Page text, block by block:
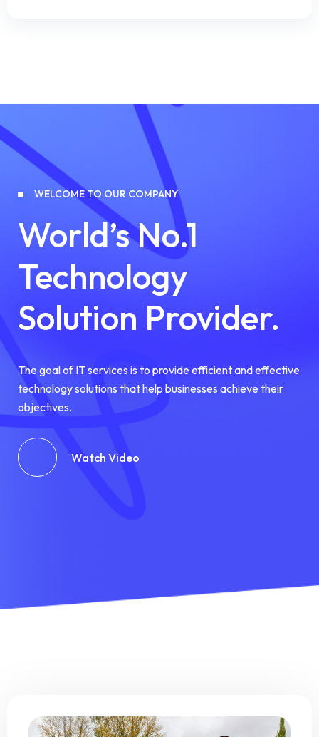
WELCOME TO OUR COMPANY
World’s No.1
Technology
Solution Provider.
The goal of IT services is to provide efficient and effective
technology solutions that help businesses achieve their
objectives.
Watch Video